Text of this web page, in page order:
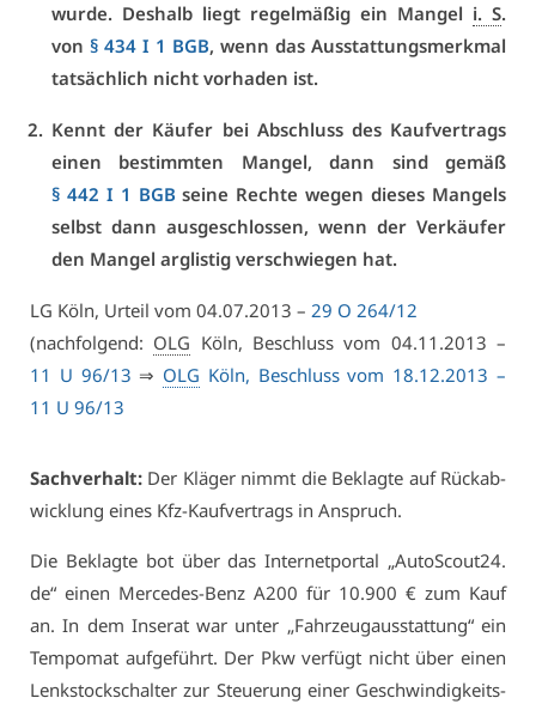
wur­de. Des­halb liegt re­gel­mä­ßig ein Man­gel i. S.
von § 434 I 1 BGB, wenn das Aus­stat­tungs­merk­mal
tat­säch­lich nicht vor­ha­den ist.
Kennt der Käu­fer bei Ab­schluss des Kauf­ver­trags
ei­nen be­stimm­ten Man­gel, dann sind ge­mäß
§ 442 I 1 BGB sei­ne Rech­te we­gen die­ses Man­gels
selbst dann aus­ge­schlos­sen, wenn der Ver­käu­fer
den Man­gel arg­lis­tig ver­schwie­gen hat.
LG Köln, Ur­teil vom 04.07.2013 – 29 O 264/12
(nach­fol­gend: OLG Köln, Be­schluss vom 04.11.2013 –
11 U 96/13 ⇒ OLG Köln, Be­schluss vom 18.12.2013 –
11 U 96/13
Sach­ver­halt: Der Klä­ger nimmt die Be­klag­te auf Rück­ab­
wick­lung ei­nes Kfz-Kauf­ver­trags in An­spruch.
Die Be­klag­te bot über das In­ter­net­por­tal „AutoScout24.​
de“ ei­nen Mer­ce­des-Benz A200 für 10.900 € zum Kauf
an. In dem In­se­rat war un­ter „Fahr­zeug­aus­stat­tung“ ein
Tem­po­mat auf­ge­führt. Der Pkw ver­fügt nicht über ei­nen
Lenk­stock­schal­ter zur Steue­rung ei­ner Ge­schwin­dig­keits­